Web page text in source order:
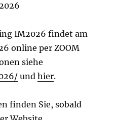
IM2026 findet am
online per ZOOM
siehe
undhier.
finden Sie, sobald